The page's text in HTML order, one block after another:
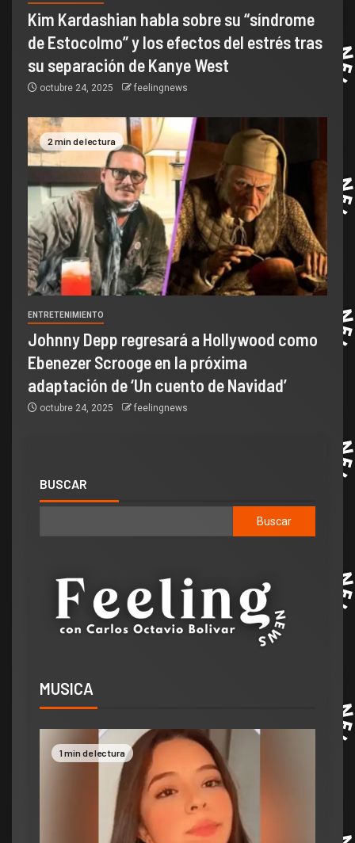
Kim Kardashian habla sobre su “síndrome
de Estocolmo” y los efectos del estrés tras
su separación de Kanye West
octubre 24, 2025 feelingnews
2 min de lectura
ENTRETENIMIENTO
Johnny Depp regresará a Hollywood como
Ebenezer Scrooge en la próxima
adaptación de ‘Un cuento de Navidad’
octubre 24, 2025 feelingnews
BUSCAR
Buscar
MUSICA
1 min de lectura